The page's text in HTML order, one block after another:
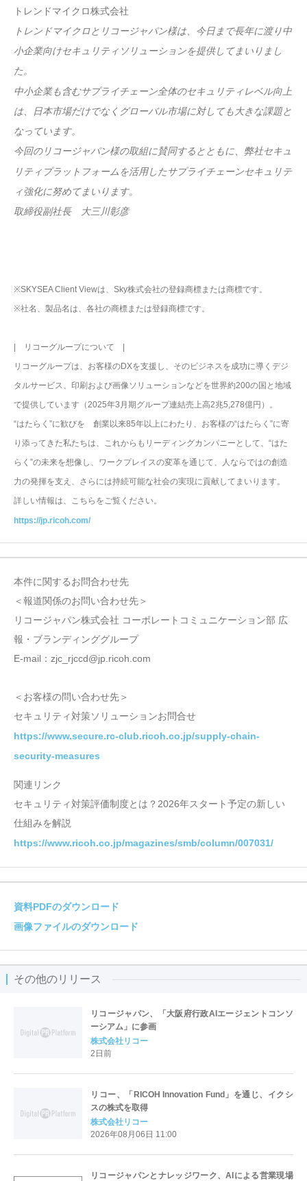
トレンドマイクロ株式会社
トレンドマイクロとリコージャパン様は、今日まで長年に渡り中
小企業向けセキュリティソリューションを提供してまいりまし
た。
中小企業も含むサプライチェーン全体のセキュリティレベル向上
は、日本市場だけでなくグローバル市場に対しても大きな課題と
なっています。
今回のリコージャパン様の取組に賛同するとともに、弊社セキュ
リティプラットフォームを活用したサプライチェーンセキュリテ
ィ強化に努めてまいります。
取締役副社長 大三川彰彦
※SKYSEA Client Viewは、Sky株式会社の登録商標または商標です。
※社名、製品名は、各社の商標または登録商標です。
| リコーグループについて |
リコーグループは、お客様のDXを支援し、そのビジネスを成功に導くデジ
タルサービス、印刷および画像ソリューションなどを世界約200の国と地域
で提供しています（2025年3月期グループ連結売上高2兆5,278億円）。
“はたらく”に歓びを 創業以来85年以上にわたり、お客様の“はたらく”に寄
り添ってきた私たちは、これからもリーディングカンパニーとして、“はた
らく”の未来を想像し、ワークプレイスの変革を通じて、人ならではの創造
力の発揮を支え、さらには持続可能な社会の実現に貢献してまいります。
詳しい情報は、こちらをご覧ください。
https://jp.ricoh.com/
本件に関するお問合わせ先
＜報道関係のお問い合わせ先＞
リコージャパン株式会社 コーポレートコミュニケーション部 広
報・ブランディンググループ
E-mail：zjc_rjccd@jp.ricoh.com
＜お客様の問い合わせ先＞
セキュリティ対策ソリューションお問合せ
https://www.secure.rc-club.ricoh.co.jp/supply-chain-
security-measures
関連リンク
セキュリティ対策評価制度とは？2026年スタート予定の新しい
仕組みを解説
https://www.ricoh.co.jp/magazines/smb/column/007031/
資料PDFのダウンロード
画像ファイルのダウンロード
その他のリリース
リコージャパン、「大阪府行政AIエージェントコンソ
ーシアム」に参画
株式会社リコー
2日前
リコー、「RICOH Innovation Fund」を通じ、イクシ
スの株式を取得
株式会社リコー
2026年08月06日 11:00
リコージャパンとナレッジワーク、AIによる営業現場